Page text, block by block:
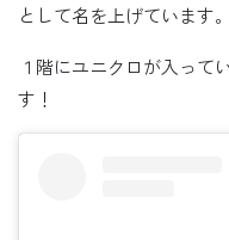
として名を上げています。
１階にユニクロが入って
す！